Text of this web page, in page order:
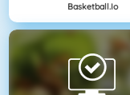
Basketball.io